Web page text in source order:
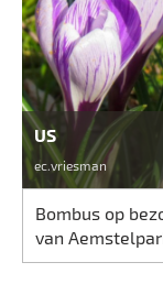
US
ec.vriesman
Bombus op
van